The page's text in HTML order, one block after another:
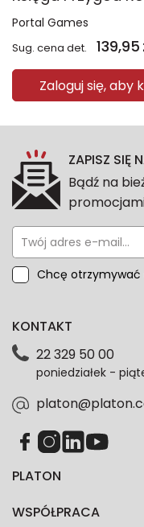
Portal Games
Sug. cena det. 139,95
Zaloguj się, aby
ZAPISZ SIĘ
Bądź na
Chcę otrzymywać
przeze mnie
dotyczące danych
każdym czasie.
zgodność z
PLATON
WSPÓŁPRACA
KONTAKT
22 329 50 00
poniedziałek -